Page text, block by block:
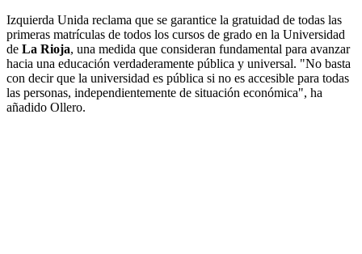
Izquierda Unida reclama que se garantice la gratuidad de todas las
primeras matrículas de todos los cursos de grado en la Universidad
de La Rioja, una medida que consideran fundamental para avanzar
hacia una educación verdaderamente pública y universal. "No basta
con decir que la universidad es pública si no es accesible para todas
las personas, independientemente de situación económica", ha
añadido Ollero.